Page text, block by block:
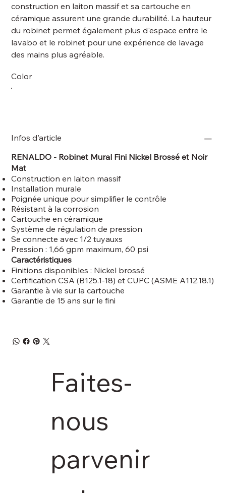
construction en laiton massif et sa cartouche en
céramique assurent une grande durabilité. La hauteur
du robinet permet également plus d'espace entre le
lavabo et le robinet pour une expérience de lavage
des mains plus agréable.
Color
Infos d'article
RENALDO - Robinet Mural Fini Nickel Brossé et Noir
Mat
Construction en laiton massif
Installation murale
Poignée unique pour simplifier le contrôle
Résistant à la corrosion
Cartouche en céramique
Système de régulation de pression
Se connecte avec 1/2 tuyauxs
Pression : 1,66 gpm maximum, 60 psi
Caractéristiques
Finitions disponibles : Nickel brossé
Certification CSA (B125.1-18) et CUPC (ASME A112.18.1)
Garantie à vie sur la cartouche
Garantie de 15 ans sur le fini
Faites-
nous
parvenir